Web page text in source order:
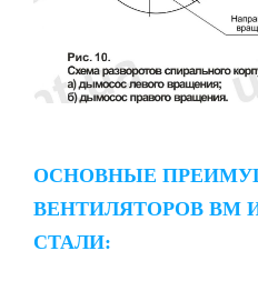
ОСНОВНЫЕ
ВЕНТИЛЯТОРОВ ВМ
СТАЛИ: